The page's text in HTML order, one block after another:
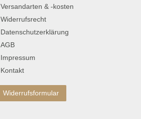
Versandarten & -kosten
Widerrufsrecht
Datenschutzerklärung
AGB
Impressum
Kontakt
Widerrufsformular